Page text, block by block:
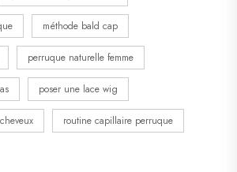
méthode bald cap
perruque naturelle femme
poser une lace wig
routine capillaire perruque